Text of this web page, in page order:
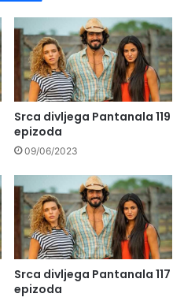
Srca divljega Pantanala 119
epizoda
09/06/2023
Srca divljega Pantanala 117
epizoda